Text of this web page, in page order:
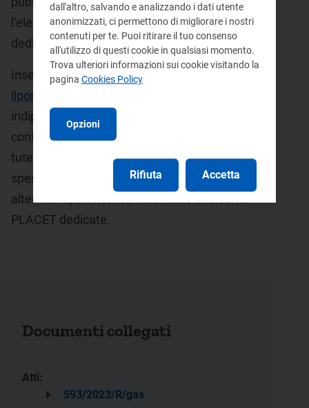
l’elenco dei codici offerta relativi alle PLACET
dedicate, segnalati dai venditori.
Inserendo il codice offerta su
ilportaleofferte.it
indipendente e istituzionale) si potranno così
confrontare (anche con l’attuale servizio di
tutela, destinato a concludersi) le ipotesi di
spesa annuale di ciascuna possibile
alternativa, sia nel mercato libero che con le
PLACET dedicate.
Documenti collegati
Atti:
593/2023/R/gas
dall'altro, salvando e analizzando i dati utente
anonimizzati, ci permettono di migliorare i nostri
contenuti per te. Puoi ritirare il tuo consenso
all'utilizzo di questi cookie in qualsiasi momento.
Trova ulteriori informazioni sui cookie visitando la
pagina Cookies Policy
Opzioni
Rifiuta Accetta